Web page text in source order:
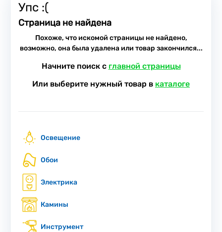
Упс :(
Страница не найдена
Похоже, что искомой страницы не найдено,
возможно, она была удалена или товар закончился...
Начните поиск с главной страницы
Или выберите нужный товар в каталоге
Освещение
Обои
Электрика
Камины
Инструмент